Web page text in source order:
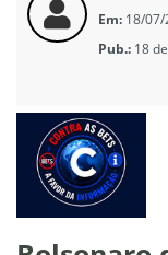
Em: 18/07/
Pub.: 18